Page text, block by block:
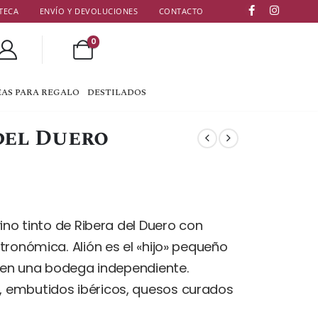
ENVÍO Y DEVOLUCIONES CONTACTO
0
PARA REGALO DESTILADOS
Duero
tinto de Ribera del Duero con
Alión es el «hijo» pequeño
una bodega independiente.
ibéricos, quesos curados